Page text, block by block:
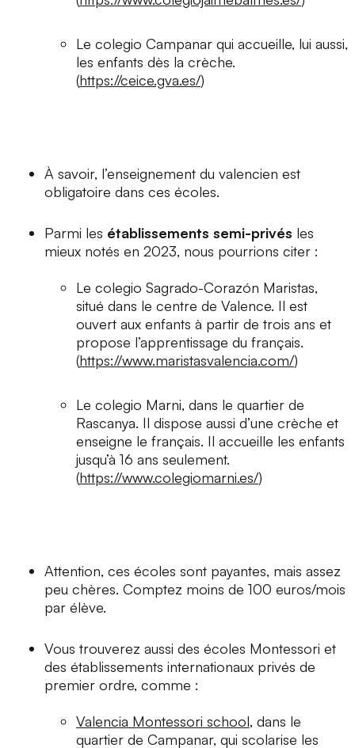
Le colegio Campanar qui accueille, lui aussi,
les enfants dès la crèche.
(https://ceice.gva.es/)
À savoir, l’enseignement du valencien est
obligatoire dans ces écoles.
Parmi les établissements semi-privés les
mieux notés en 2023, nous pourrions citer :
Le colegio Sagrado-Corazón Maristas,
situé dans le centre de Valence. Il est
ouvert aux enfants à partir de trois ans et
propose l’apprentissage du français.
(https://www.maristasvalencia.com/)
Le colegio Marni, dans le quartier de
Rascanya. Il dispose aussi d’une crèche et
enseigne le français. Il accueille les enfants
jusqu’à 16 ans seulement.
(https://www.colegiomarni.es/)
Attention, ces écoles sont payantes, mais assez
peu chères. Comptez moins de 100 euros/mois
par élève.
Vous trouverez aussi des écoles Montessori et
des établissements internationaux privés de
premier ordre, comme :
Valencia Montessori school, dans le
quartier de Campanar, qui scolarise les